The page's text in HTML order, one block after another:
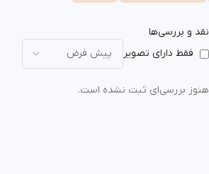
نقد و بررسی‌ها
فقط دارای تصویر
هنوز بررسی‌ای ثبت نشده است.